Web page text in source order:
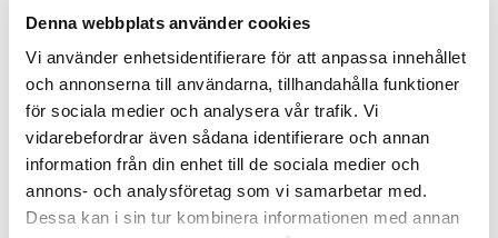
Denna webbplats använder cookies
Vi använder enhetsidentifierare för att anpassa innehållet
och annonserna till användarna, tillhandahålla funktioner
för sociala medier och analysera vår trafik. Vi
vidarebefordrar även sådana identifierare och annan
information från din enhet till de sociala medier och
annons- och analysföretag som vi samarbetar med.
Dessa kan i sin tur kombinera informationen med annan
vara enkelt eller exklusivt. Flygpriset kan variera väldigt mycket
uppstickande lågprisalternativ med begränsad service. Ska vi
inkludera alla måltider eller bara vissa? Ska aktiviteterna ingå eller
inte? Vill ni vara borta två, tre eller fyra nätter? Men väldigt generellt
kan man räkna med att flyg, transfer, boende, liftkort och guide från
Alpine Legends kostar mellan 18 och 25 tusen kronor per person för
3 nätter.
Den största jokern i leken är dock flygpriset som kan variera från
någon tusenlapp till 5-8 gånger mer.